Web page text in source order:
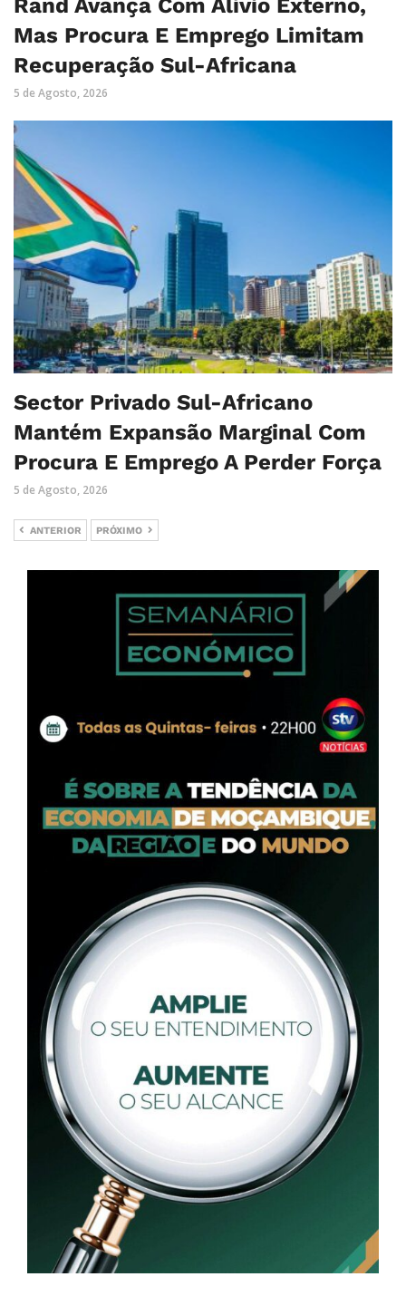
Rand Avança Com Alívio Externo,
Mas Procura E Emprego Limitam
Recuperação Sul-Africana
5 de Agosto, 2026
Sector Privado Sul-Africano
Mantém Expansão Marginal Com
Procura E Emprego A Perder Força
5 de Agosto, 2026
ANTERIOR PRÓXIMO